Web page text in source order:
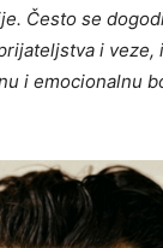
Često se
i veze,
i emocionalnu